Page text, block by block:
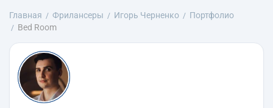
Главная Фрилансеры Игорь Черненко
Портфолио
Bed Room